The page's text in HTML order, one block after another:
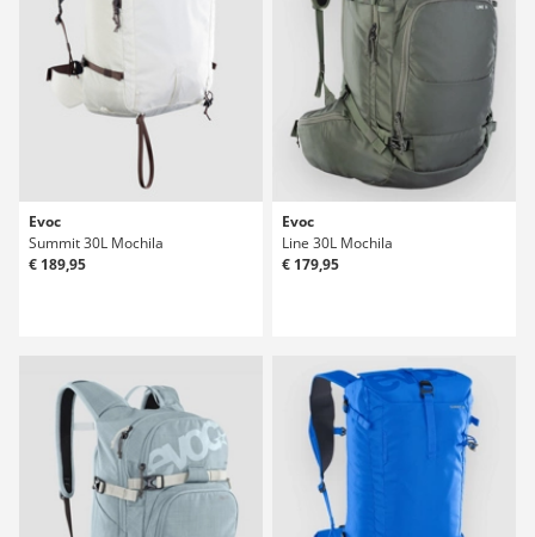
Evoc
Summit 30L Mochila
€ 189,95
Evoc
Line 30L Mochila
€ 179,95